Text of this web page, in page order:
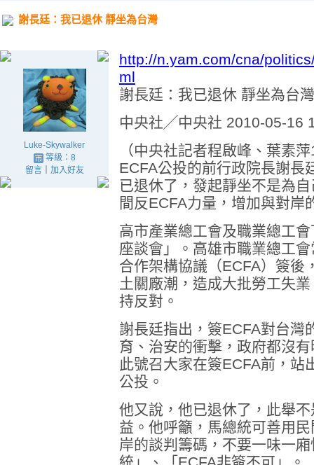
謝長廷：我已退休 靜坐為台灣
Luke-Skywalker
等級：8
留言｜ 加入好友
http://n.yam.com/cna/
ml
謝長廷：我已退休 靜坐為台灣
中央社╱中央社 2010-05-16
（中央社記者程啟峰、葉素
ECFA公投的前行政院長謝長
已退休了，發起靜坐不是為
間反ECFA力量，增加與對岸
高市產業總工會及職業總工
座談會」。高雄市職業總工
合作架構協議（ECFA）簽後
土關廠潮，造成大批勞工失
持反對。
謝長廷指出，簽ECFA對台灣
育、治安的衝擊，政府都沒
此號召大家在簽ECFA前，站
公投。
他又說，他已退休了，此舉
益。他呼籲，馬總統可善用
岸的談判籌碼，不要一味一